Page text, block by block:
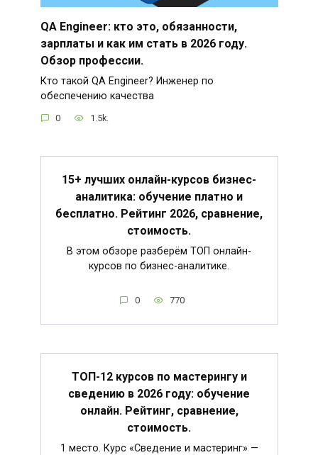
QA Engineer: кто это, обязанности,
зарплаты и как им стать в 2026 году.
Обзор профессии.
Кто такой QA Engineer? Инженер по
обеспечению качества
0 1.5k.
15+ лучших онлайн-курсов бизнес-
аналитика: обучение платно и
бесплатно. Рейтинг 2026, сравнение,
стоимость.
В этом обзоре разберём ТОП онлайн-
курсов по бизнес-аналитике.
0 770
ТОП-12 курсов по мастерингу и
сведению в 2026 году: обучение
онлайн. Рейтинг, сравнение,
стоимость.
1 место. Курс «Сведение и мастеринг» —